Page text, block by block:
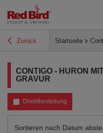
Zurück Startseite
CONTIGO - HURON
GRAVUR
Direktbestellung
Sortierung ändern
Sortieren nach Datum